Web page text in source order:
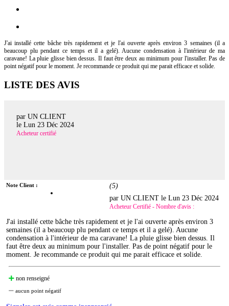
J'ai installé cette bâche très rapidement et je l'ai ouverte après environ 3 semaines (il a
beaucoup plu pendant ce temps et il a gelé). Aucune condensation à l'intérieur de ma
caravane! La pluie glisse bien dessus. Il faut être deux au minimum pour l'installer. Pas de
point négatif pour le moment. Je recommande ce produit qui me parait efficace et solide.
LISTE DES AVIS
par UN CLIENT
le Lun 23 Déc 2024
Acheteur certifié
Note Client : (5)
par UN CLIENT leLun 23 Déc 2024
Acheteur Certifié - Nombre d'avis :
J'ai installé cette bâche très rapidement et je l'ai ouverte après environ 3
semaines (il a beaucoup plu pendant ce temps et il a gelé). Aucune
condensation à l'intérieur de ma caravane! La pluie glisse bien dessus. Il
faut être deux au minimum pour l'installer. Pas de point négatif pour le
moment. Je recommande ce produit qui me parait efficace et solide.
non renseigné
aucun point négatif